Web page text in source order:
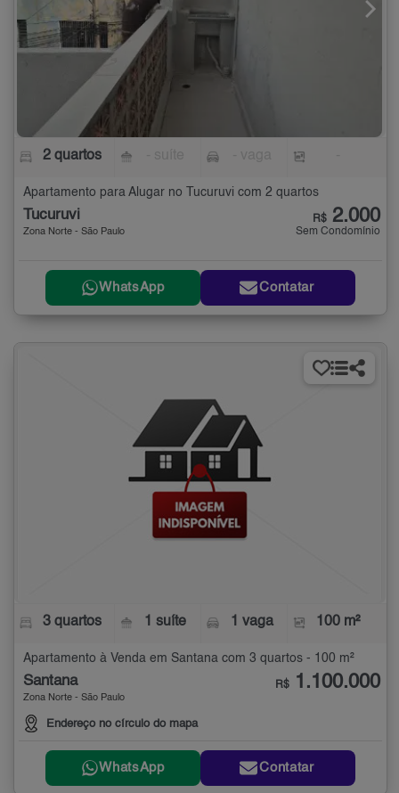
2 quartos
Apartamento para Alugar no Tucuruvi com 2 quartos
Tucuruvi
Zona Norte - São Paulo
R$ 2.000
Sem Condomínio
WhatsApp Contatar
3 quartos 1 suíte 1 vaga 100 m²
Apartamento à Venda em Santana com 3 quartos - 100 m²
Santana
Zona Norte - São Paulo
Endereço no círculo do mapa
R$ 1.100.000
WhatsApp Contatar